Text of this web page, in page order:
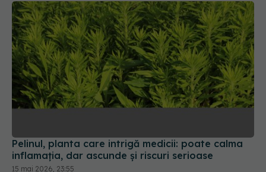
Pelinul, planta care intrigă medicii: poate calma
inflamația, dar ascunde și riscuri serioase
15 mai 2026, 23:55